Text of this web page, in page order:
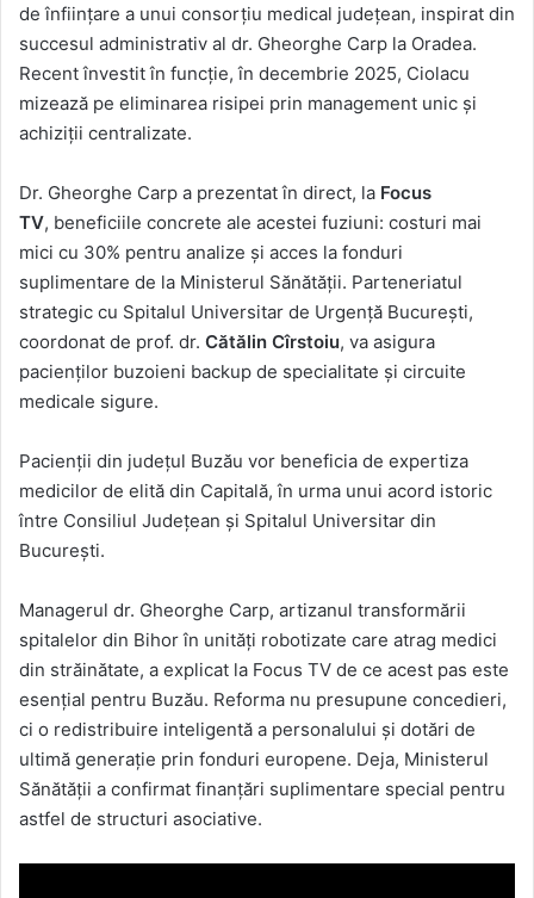
de înființare a unui consorțiu medical județean, inspirat din
succesul administrativ al dr. Gheorghe Carp la Oradea.
Recent învestit în funcție, în decembrie 2025, Ciolacu
mizează pe eliminarea risipei prin management unic și
achiziții centralizate.
Dr. Gheorghe Carp a prezentat în direct, la Focus
TV, beneficiile concrete ale acestei fuziuni: costuri mai
mici cu 30% pentru analize și acces la fonduri
suplimentare de la Ministerul Sănătății. Parteneriatul
strategic cu Spitalul Universitar de Urgență București,
coordonat de prof. dr. Cătălin Cîrstoiu, va asigura
pacienților buzoieni backup de specialitate și circuite
medicale sigure.
Pacienții din județul Buzău vor beneficia de expertiza
medicilor de elită din Capitală, în urma unui acord istoric
între Consiliul Județean și Spitalul Universitar din
București.
Managerul dr. Gheorghe Carp, artizanul transformării
spitalelor din Bihor în unități robotizate care atrag medici
din străinătate, a explicat la Focus TV de ce acest pas este
esențial pentru Buzău. Reforma nu presupune concedieri,
ci o redistribuire inteligentă a personalului și dotări de
ultimă generație prin fonduri europene. Deja, Ministerul
Sănătății a confirmat finanțări suplimentare special pentru
astfel de structuri asociative.